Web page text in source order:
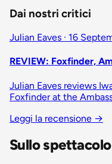
Dai nostri critici
Julian Eaves · 16
REVIEW: Foxfinder,
Julian Eaves reviews
Foxfinder at the
Leggi la recensione →
Sullo spettacolo